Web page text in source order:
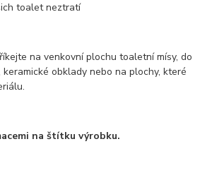
toalet neztratí
na venkovní plochu toaletní mísy, do
obklady nebo na plochy, které
na štítku výrobku.